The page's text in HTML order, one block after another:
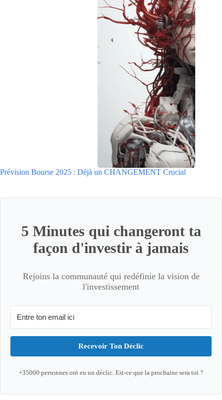
Prévision Bourse 2025 : Déjà un CHANGEMENT Crucial
5 Minutes qui changeront ta
façon d'investir à jamais
Rejoins la communauté qui redéfinie la vision de
l'investissement
Recevoir Ton Déclic
+35000 personnes ont eu un déclic. Est-ce que la prochaine sera toi ?